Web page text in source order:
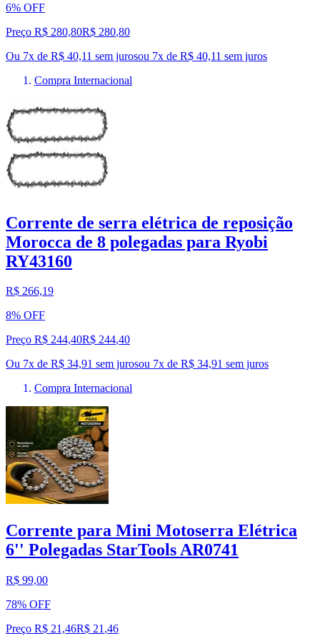
6% OFF
Preço R$ 280,80R$ 280,80
Ou 7x de R$ 40,11 sem jurosou 7x de R$ 40,11 sem juros
Compra Internacional
Corrente de serra elétrica de reposição
Morocca de 8 polegadas para Ryobi
RY43160
R$ 266,19
8% OFF
Preço R$ 244,40R$ 244,40
Ou 7x de R$ 34,91 sem jurosou 7x de R$ 34,91 sem juros
Compra Internacional
Corrente para Mini Motoserra Elétrica
6'' Polegadas StarTools AR0741
R$ 99,00
78% OFF
Preço R$ 21,46R$ 21 ,46